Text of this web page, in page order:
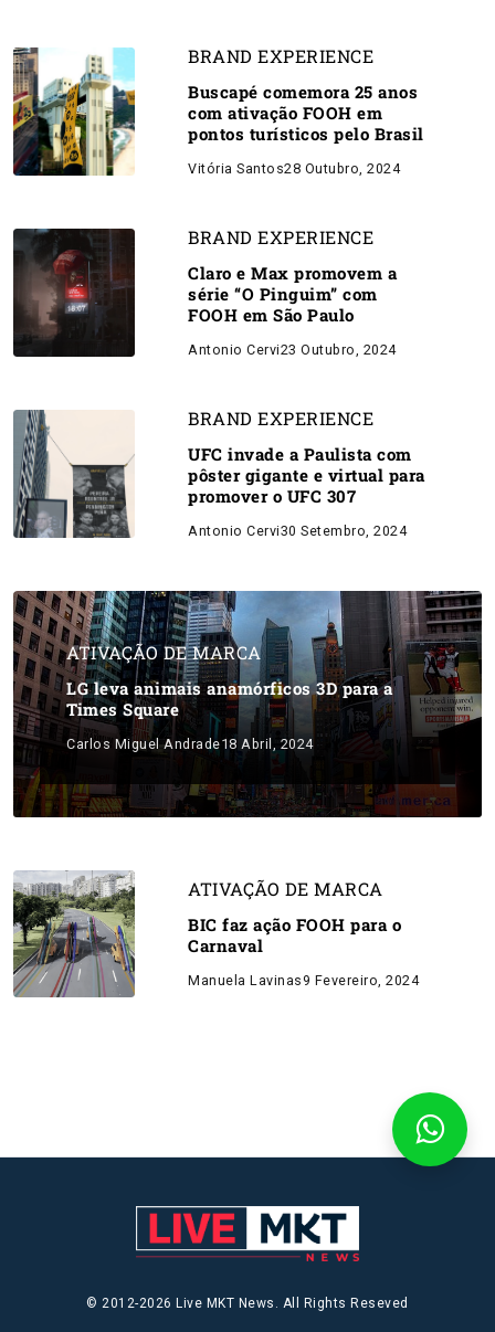
BRAND EXPERIENCE
Buscapé comemora 25 anos
com ativação FOOH em
pontos turísticos pelo Brasil
Vitória Santos28 Outubro, 2024
BRAND EXPERIENCE
Claro e Max promovem a
série “O Pinguim” com
FOOH em São Paulo
Antonio Cervi23 Outubro, 2024
BRAND EXPERIENCE
UFC invade a Paulista com
pôster gigante e virtual para
promover o UFC 307
Antonio Cervi30 Setembro, 2024
ATIVAÇÃO DE MARCA
LG leva animais anamórficos 3D para a
Times Square
Carlos Miguel Andrade18 Abril, 2024
ATIVAÇÃO DE MARCA
BIC faz ação FOOH para o
Carnaval
Manuela Lavinas 9 Fevereiro, 2024
© 2012-2026 Live MKT News. All Rights Reseved